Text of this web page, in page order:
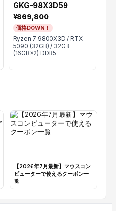
GKG-98X3D59
¥869,800
価格DOWN！
Ryzen 7 9800X3D / RTX
5090 (32GB) / 32GB
(16GB×2) DDR5
【2026年7月最新】マウスコン
ピューターで使えるクーポン一
覧